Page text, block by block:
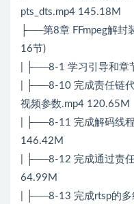
pts_dts.mp4 145.18M
├──第8章 FFmpeg解封
16节)
| ├──8-1 学习引导和章
| ├──8-10 完成责任链
视频参数.mp4 120.65M
| ├──8-11 完成解码线
146.42M
| ├──8-12 完成通过责
64.99M
| ├──8-13 完成rtsp的